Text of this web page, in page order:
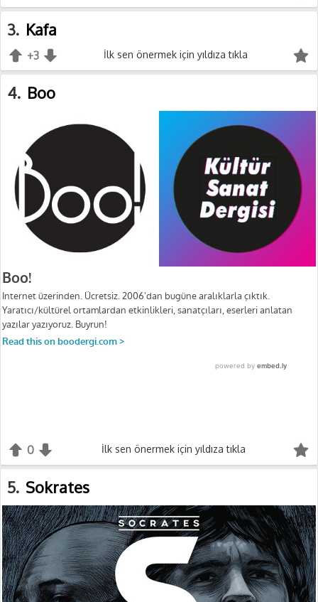
3 Kafa
+3 -1
İlk sen önermek için yıldıza tıkla
4 Boo
0 -1
İlk sen önermek için yıldıza tıkla
5 Sokrates